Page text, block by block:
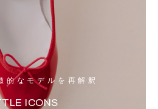
的なモデルを再解釈
ICONS